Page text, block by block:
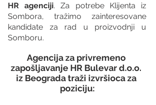
HR agenciji. Za potrebe Klijenta iz
Sombora, tražimo zainteresovane
kandidate za rad u proizvodnji u
Somboru.
Agencija za privremeno
zapošljavanje HR Bulevar d.o.o.
iz Beograda traži izvršioca za
poziciju: